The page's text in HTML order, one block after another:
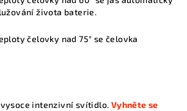
života baterie.
čelovky nad 75° se čelovka
intenzivní svítidlo. Vyhněte se